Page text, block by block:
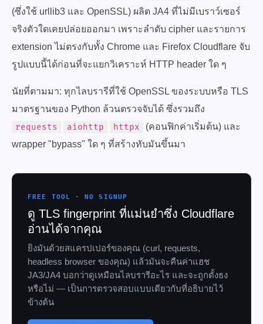
(ซึ่งใช้ urllib3 และ OpenSSL) ผลิต JA4 ที่ไม่มีเบราว์เซอร์
จริงตัวใดเคยปล่อยออกมา เพราะลำดับ cipher และรายการ
extension ไม่ตรงกับทั้ง Chrome และ Firefox Cloudflare จับ
รูปแบบนี้ได้ก่อนที่จะแยกวิเคราะห์ HTTP header ใด ๆ
นัยที่ตามมา: ทุกไลบรารีที่ใช้ OpenSSL ของระบบหรือ TLS
มาตรฐานของ Python ล้วนตรวจจับได้ ซึ่งรวมถึง
requests
aiohttp httpx
(คอนฟิกค่าเริ่มต้น) และ
wrapper "bypass" ใด ๆ ที่สร้างทับมันขึ้นมา
FREE TOOL · NO SIGNUP
ดู TLS fingerprint ที่แม่นยำซึ่ง Cloudflare
อ่านได้จากคุณ
ยิงมันด้วยสแครปเปอร์ของคุณ (curl, requests,
headless browser ของคุณ) แล้วมันจะคืนค่าแฮช
JA3/JA4 บอกว่าดูเหมือนไลบรารีอะไร และจะถูกตั้งธง
หรือไม่ — เป็นการตรวจสอบแบบเดียวกับที่อธิบายไว้
ข้างต้น